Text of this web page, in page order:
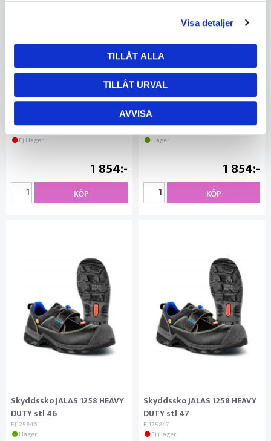
Visa detaljer
TILLÅT ALLA
TILLÅT URVAL
AVVISA
Skyddssko JALAS 1258 HEAVY
Ej i lager
1 854
KÖP
Skyddssko JALAS 1258 HEAVY
DUTY stl 45
I lager
1 854
KÖP
Skyddssko JALAS 1258 HEAVY
DUTY stl 46
EJ125846
I lager
Skyddssko JALAS 1258 HEAVY
DUTY stl 47
EJ125847
Ej i lager